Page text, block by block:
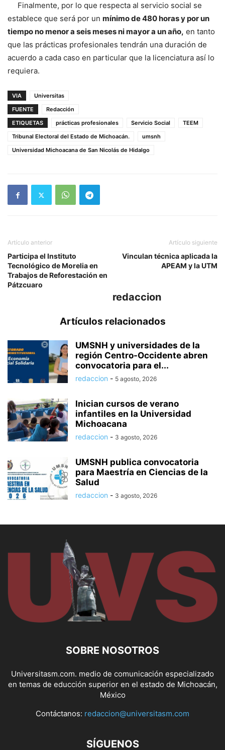
Finalmente, por lo que respecta al servicio social se
establece que será por un mínimo de 480 horas y por un
tiempo no menor a seis meses ni mayor a un año, en tanto
que las prácticas profesionales tendrán una duración de
acuerdo a cada caso en particular que la licenciatura así lo
requiera.
VIA
Universitas
FUENTE
Redacción
ETIQUETAS
prácticas profesionales Servicio Social
TEEM
Tribunal Electoral del Estado de Michoacán.
umsnh
Universidad Michoacana de San Nicolás de Hidalgo
Artículo anterior
Participa el Instituto
Tecnológico de Morelia en
Trabajos de Reforestación en
Pátzcuaro
Artículo siguiente
Vinculan técnica aplicada la
APEAM y la UTM
redaccion
Artículos relacionados
UMSNH y universidades de la
región Centro-Occidente abren
convocatoria para el...
redaccion - 5 agosto, 2026
Inician cursos de verano
infantiles en la Universidad
Michoacana
redaccion - 3 agosto, 2026
UMSNH publica convocatoria
para Maestría en Ciencias de la
Salud
redaccion - 3 agosto, 2026
SOBRE NOSOTROS
Universitasm.com. medio de comunicación especializado
en temas de educción superior en el estado de Michoacán,
México
Contáctanos: redaccion@universitasm.com
SÍGUENOS